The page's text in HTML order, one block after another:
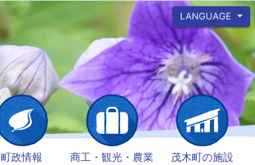
LANGUAGE
町政情報 商工・観光・農業 茂木町の施設